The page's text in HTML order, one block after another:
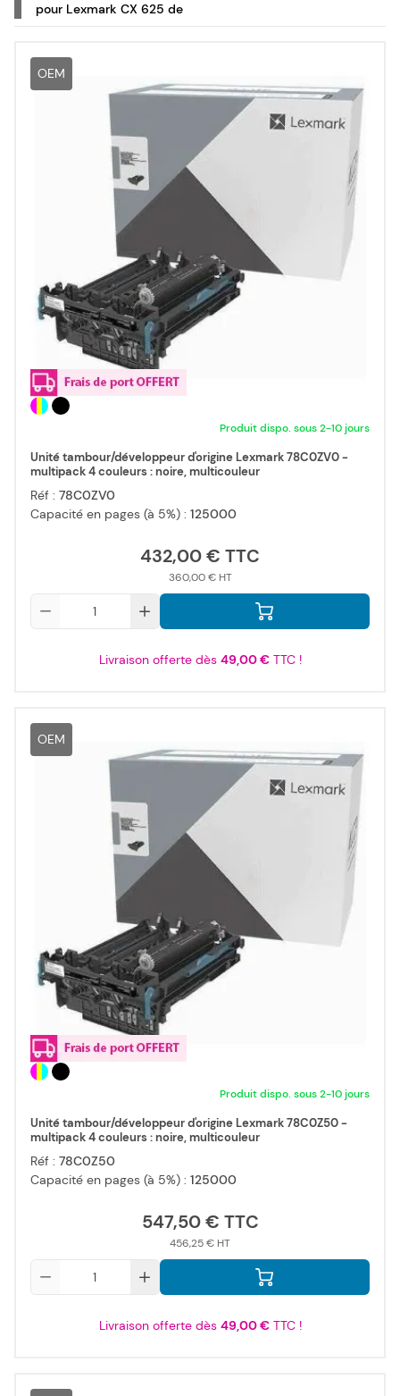
pour Lexmark CX 625 de
OEM
Produit dispo. sous 2-10 jours
Unité tambour/développeur d'origine Lexmark 78C0ZV0 -
multipack 4 couleurs : noire, multicouleur
Réf : 78C0ZV0
Capacité en pages (à 5%) : 125000
432,00 €
360,00 €
Livraison offerte dès 49,00 €TTC !
OEM
Produit dispo. sous 2-10 jours
Unité tambour/développeur d'origine Lexmark 78C0Z50 -
multipack 4 couleurs : noire, multicouleur
Réf : 78C0Z50
Capacité en pages (à 5%) : 125000
547,50 €
456,25 €
Livraison offerte dès 49,00 €TTC !